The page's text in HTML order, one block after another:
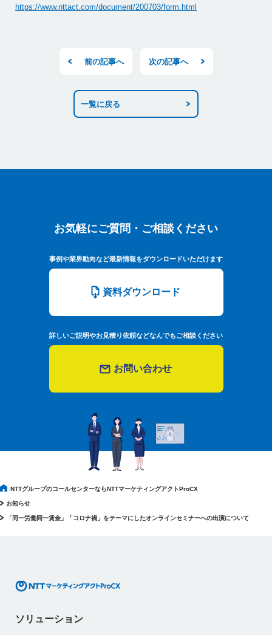
https://www.nttact.com/document/200703/form.html
前の記事へ 次の記事へ
一覧に戻る
お気軽にご質問・ご相談ください
お気軽にご質問・ご相談ください
事例や業界動向など最新情報をダウンロードいただけます
資料ダウンロード
詳しいご説明やお見積り依頼などなんでもご相談ください
お問い合わせ
NTTグループのコールセンターならNTTマーケティングアクトProCX
お知らせ
「同一労働同一賃金」「コロナ禍」をテーマにしたオンラインセミナーへの出演について
ソリューション